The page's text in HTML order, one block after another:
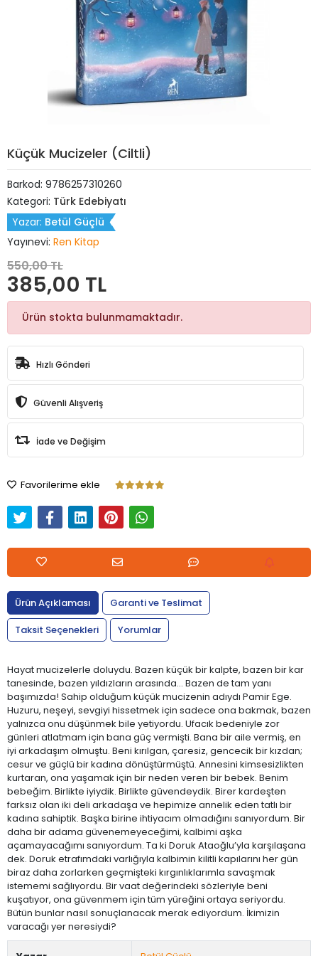
Küçük Mucizeler (Ciltli)
Barkod: 9786257310260
Kategori: Türk Edebiyatı
Yazar: Betül Güçlü
Yayınevi: Ren Kitap
550,00 TL
385,00 TL
Ürün stokta bulunmamaktadır.
Hızlı Gönderi
Güvenli Alışveriş
İade ve Değişim
Favorilerime ekle
Ürün Açıklaması
Garanti ve Teslimat
Taksit Seçenekleri
Yorumlar
Hayat mucizelerle doluydu. Bazen küçük bir kalpte, bazen bir kar
tanesinde, bazen yıldızların arasında... Bazen de tam yanı
başımızda! Sahip olduğum küçük mucizenin adıydı Pamir Ege.
Huzuru, neşeyi, sevgiyi hissetmek için sadece ona bakmak, bazen
yalnızca onu düşünmek bile yetiyordu. Ufacık bedeniyle zor
günleri atlatmam için bana güç vermişti. Bana bir aile vermiş, en
iyi arkadaşım olmuştu. Beni kırılgan, çaresiz, gencecik bir kızdan;
cesur ve güçlü bir kadına dönüştürmüştü. Annesini kimsesizlikten
kurtaran, ona yaşamak için bir neden veren bir bebek. Benim
bebeğim. Birlikte iyiydik. Birlikte güvendeydik. Birer kardeşten
farksız olan iki deli arkadaşa ve hepimize annelik eden tatlı bir
kadına sahiptik. Başka birine ihtiyacım olmadığını sanıyordum. Bir
daha bir adama güvenemeyeceğimi, kalbimi aşka
açamayacağımı sanıyordum. Ta ki Doruk Ataoğlu’yla karşılaşana
dek. Doruk etrafımdaki varlığıyla kalbimin kilitli kapılarını her gün
biraz daha zorlarken geçmişteki kırgınlıklarımla savaşmak
istememi sağlıyordu. Bir vaat değerindeki sözleriyle beni
kuşatıyor, ona güvenmem için tüm yüreğini ortaya seriyordu.
Bütün bunlar nasıl sonuçlanacak merak ediyordum. İkimizin
varacağı yer neresiydi?